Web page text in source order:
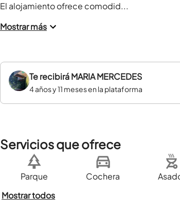
El alojamiento ofrece comodid...
Mostrar más
Te recibiráMARIA MERCEDES
4 años y 11 meses en la plataforma
Servicios que ofrece
Parque Cochera
Mostrar todos